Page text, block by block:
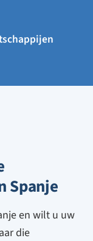
Spanje
en wilt u uw
die